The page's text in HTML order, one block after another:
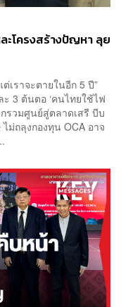
ะโครงสร้างปัญหา ลุย
เราจะตายในอีก 5 ปี”
3 ต้นตอ ‘คนไทยใช้ไฟ
รวมศูนย์สู่ตลาดเสรี บีบ
ม่ถลุงกองทุน OCA อาจ